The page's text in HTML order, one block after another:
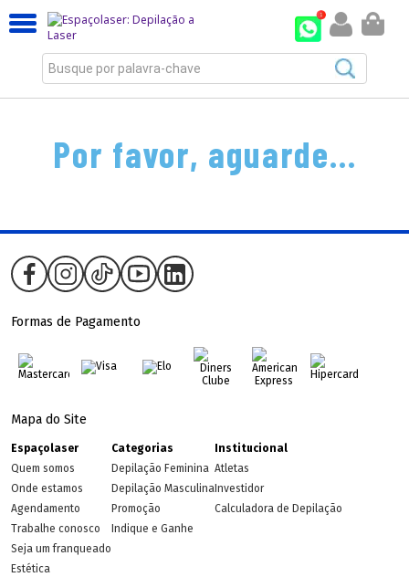
Busque por palavra-chave
Por favor, aguarde...
Formas de Pagamento
Mapa do Site
Espaçolaser
Quem somos
Onde estamos
Agendamento
Trabalhe conosco
Seja um franqueado
Estética
Categorias
Depilação Feminina
Depilação Masculina
Promoção
Indique e Ganhe
Institucional
Atletas
Investidor
Calculadora de Depilação